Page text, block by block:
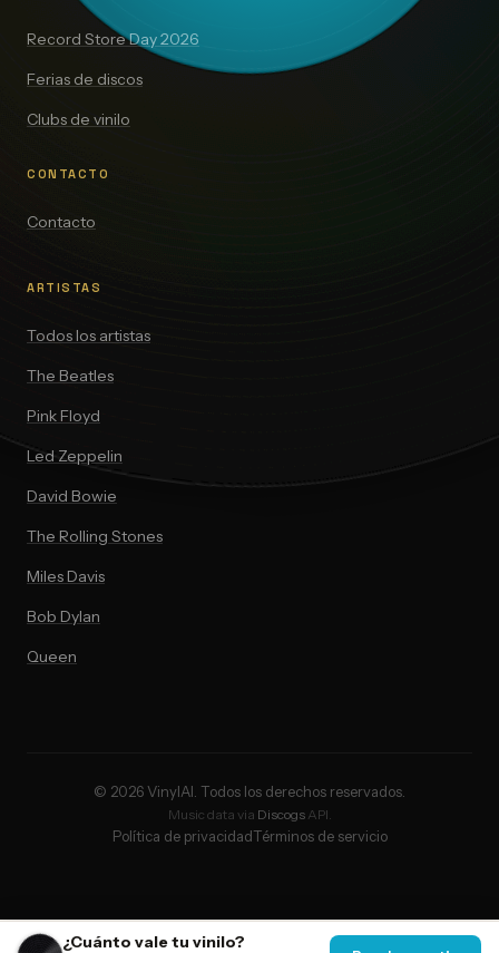
Record Store Day 2026
Ferias de discos
Clubs de vinilo
CONTACTO
Contacto
ARTISTAS
Todos los artistas
The Beatles
Pink Floyd
Led Zeppelin
David Bowie
The Rolling Stones
Miles Davis
Bob Dylan
Queen
© 2026 VinylAI. Todos los derechos reservados.
Music data via DiscogsAPI.
Política de privacidadTérminos de servicio
¿Cuánto vale tu vinilo?